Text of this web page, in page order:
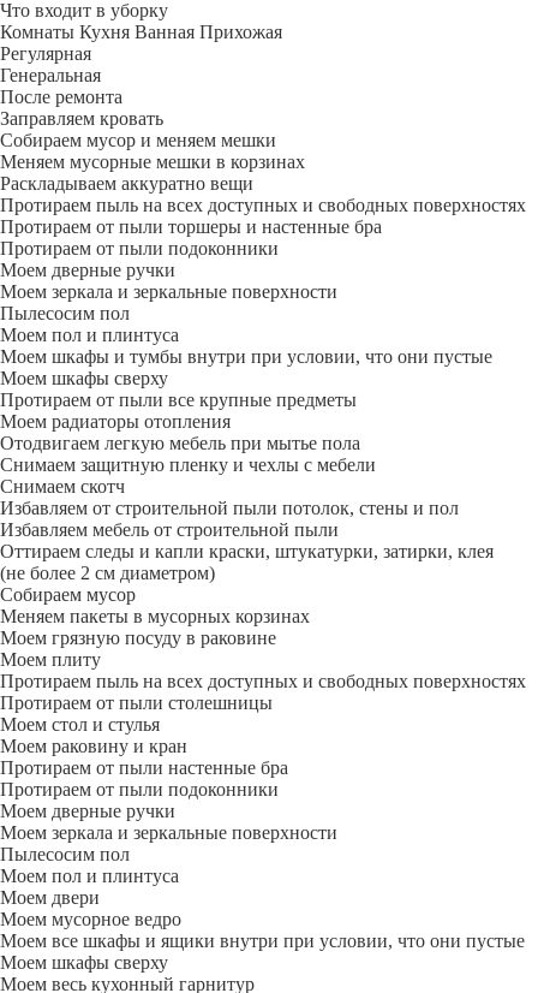
Что входит в уборку
Регу­лярная
Гене­ральная
После ремонта
Заправляем кровать
Собираем мусор и меняем мешки
Меняем мусорные мешки в корзинах
Раскладываем аккуратно вещи
Протираем пыль на всех доступных и свободных поверхностях
Протираем от пыли торшеры и настенные бра
Протираем от пыли подоконники
Моем дверные ручки
Моем зеркала и зеркальные поверхности
Пылесосим пол
Моем пол и плинтуса
Моем шкафы и тумбы внутри при условии, что они пустые
Моем шкафы сверху
Протираем от пыли все крупные предметы
Моем радиаторы отопления
Отодвигаем легкую мебель при мытье пола
Снимаем защитную пленку и чехлы с мебели
Снимаем скотч
Избавляем от строительной пыли потолок, стены и пол
Избавляем мебель от строительной пыли
Оттираем следы и капли краски, штукатурки, затирки, клея
(не более 2 см диаметром)
Собираем мусор
Меняем пакеты в мусорных корзинах
Моем грязную посуду в раковине
Моем плиту
Протираем пыль на всех доступных и свободных поверхностях
Протираем от пыли столешницы
Моем стол и стулья
Моем раковину и кран
Протираем от пыли настенные бра
Протираем от пыли подоконники
Моем дверные ручки
Моем зеркала и зеркальные поверхности
Пылесосим пол
Моем пол и плинтуса
Моем двери
Моем мусорное ведро
Моем все шкафы и ящики внутри при условии, что они пустые
Моем шкафы сверху
Моем весь кухонный гарнитур